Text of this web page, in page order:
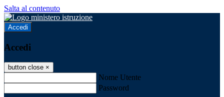
Salta al contenuto
Accedi
Accedi
button close ×
Nome Utente
Password